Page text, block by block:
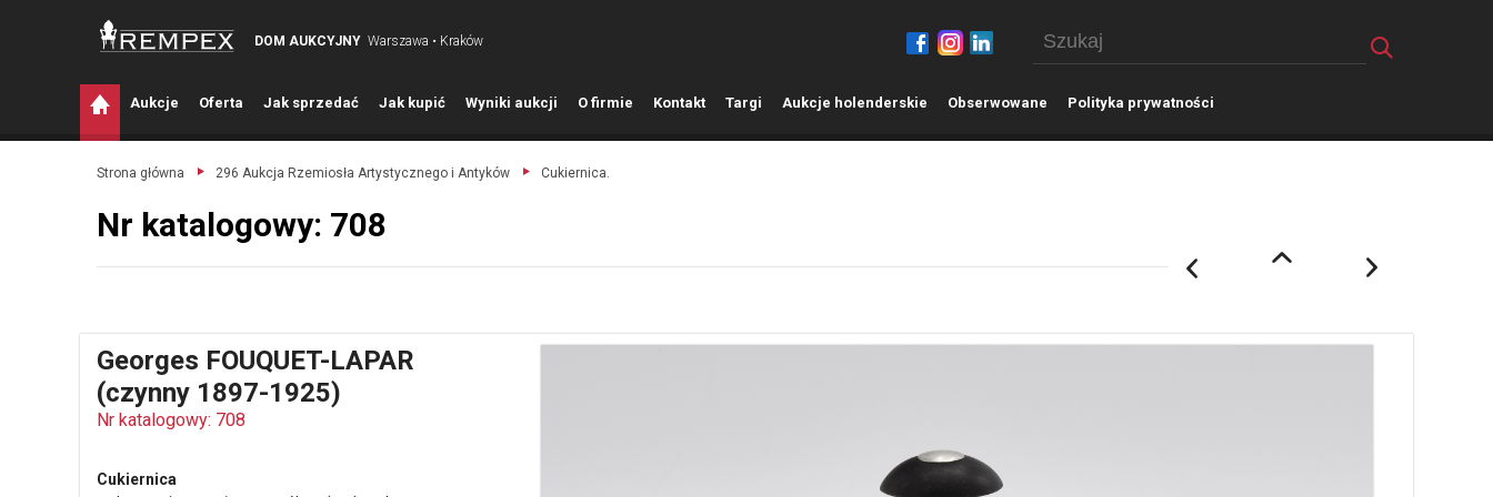
DOM AUKCYJNY Warszawa • Kraków
Aukcje Oferta Jak sprzedać Jak kupić Wyniki aukcji O firmie Kontakt Targi Aukcje holenderskie Obserwowane Polityka prywatności
Strona główna 296 Aukcja Rzemiosła Artystycznego i Antyków Cukiernica.
Nr katalogowy: 708
Georges FOUQUET-LAPAR
(czynny 1897-1925)
Nr katalogowy: 708
Cukiernica